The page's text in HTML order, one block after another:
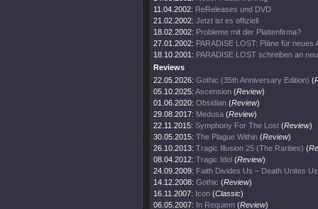
11.04.2002: ReReleases und DVD
21.02.2002: Jetzt ist es offiziell
18.02.2002: Probleme mit der Plattenfirma?
27.01.2002: PARADISE LOST: Pläne für neues
18.10.2001: PARADISE LOST schreiben an
Reviews
22.05.2026: Gothic (35th Anniversary Edition) (
05.10.2025: Ascension (Review)
01.06.2020: Obsidian (Review)
29.08.2017: Medusa (Review)
22.11.2015: Symphony For The Lost (Review)
30.05.2015: The Plague Within (Review)
26.10.2013: Tragic Illusion 25 (The Rarities) (
08.04.2012: Tragic Idol (Review)
24.09.2009: Faith Divides Us – Death Unites Us
14.12.2008: Gothic (Review)
16.11.2007: Icon (Classic)
06.05.2007: In Requiem (Review)